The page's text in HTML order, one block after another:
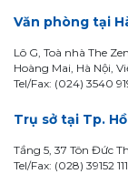
Văn phòng tại
Lô G, Toà nhà The
Hoàng Mai, Hà Nội,
Tel/Fax: (024) 3540
Trụ sở tại Tp.
Tầng 5, 37 Tôn Đức
Tel/Fax: (028) 39152